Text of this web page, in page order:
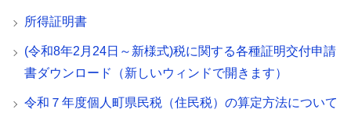
所得証明書
(令和8年2月24日～新様式)税に関する各種証明交付申請
書ダウンロード（新しいウィンドで開きます）
令和７年度個人町県民税（住民税）の算定方法について